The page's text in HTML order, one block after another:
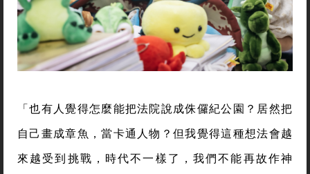
「也有人覺得怎麼能把法院說成侏儸紀公園？居然把
自己畫成章魚，當卡通人物？但我覺得這種想法會越
來越受到挑戰，時代不一樣了，我們不能再故作神